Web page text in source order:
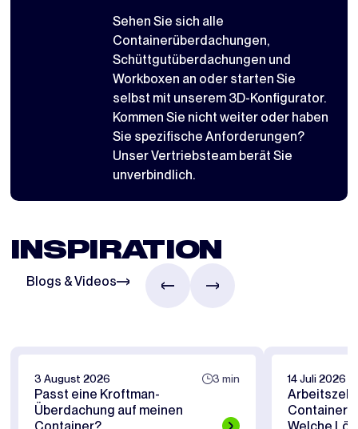
Sehen Sie sich alle
Containerüberdachungen,
Schüttgutüberdachungen und
Workboxen an oder starten Sie
selbst mit unserem 3D-Konfigurator.
Kommen Sie nicht weiter oder haben
Sie spezifische Anforderungen?
Unser Vertriebsteam berät Sie
unverbindlich.
INSPIRATION
Blogs & Videos
3 August 2026 3 min
Passt eine Kroftman-
Überdachung auf meinen
14 Juli 2026
Arbeitszelt